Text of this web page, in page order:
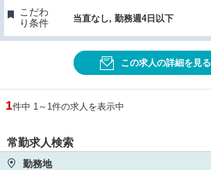
こだわ
り条件
当直なし, 勤務週4日以下
この求人の詳細を見る
1件中 1～1件の求人を表示中
常勤求人検索
勤務地